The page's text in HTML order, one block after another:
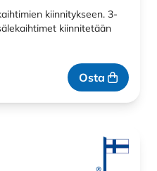
kiinnitykseen. 3-
kiinnitetään
Osta